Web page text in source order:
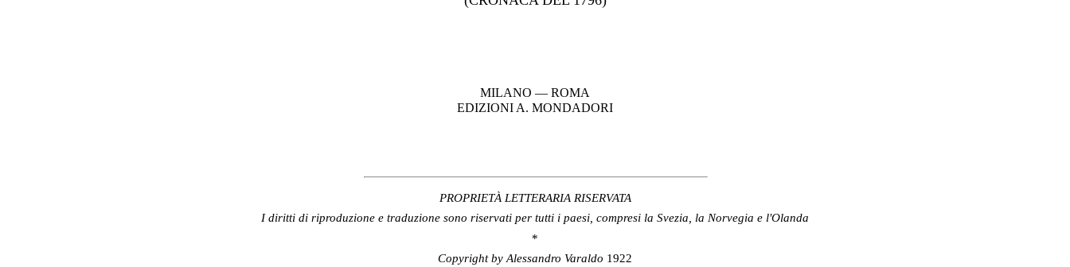
MILANO — ROMA
EDIZIONI A. MONDADORI
PROPRIETÀ LETTERARIA RISERVATA
I diritti di riproduzione e traduzione sono riservati per tutti i paesi, compresi la Svezia, la Norvegia e l'Olanda
*
Copyright by Alessandro Varaldo 1922